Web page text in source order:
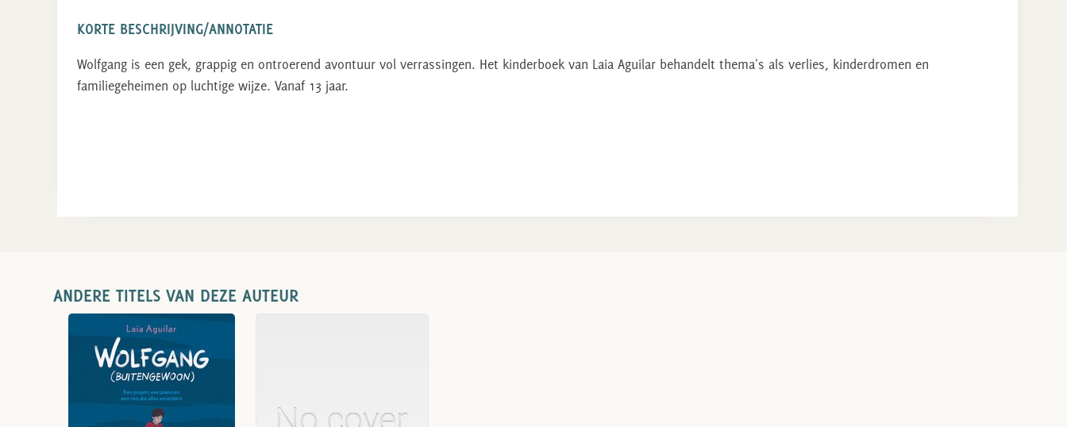
KORTE BESCHRIJVING/ANNOTATIE
Wolfgang is een gek, grappig en ontroerend avontuur vol verrassingen. Het kinderboek van Laia Aguilar behandelt thema's als verlies, kinderdromen en
familiegeheimen op luchtige wijze. Vanaf 13 jaar.
ANDERE TITELS VAN DEZE AUTEUR